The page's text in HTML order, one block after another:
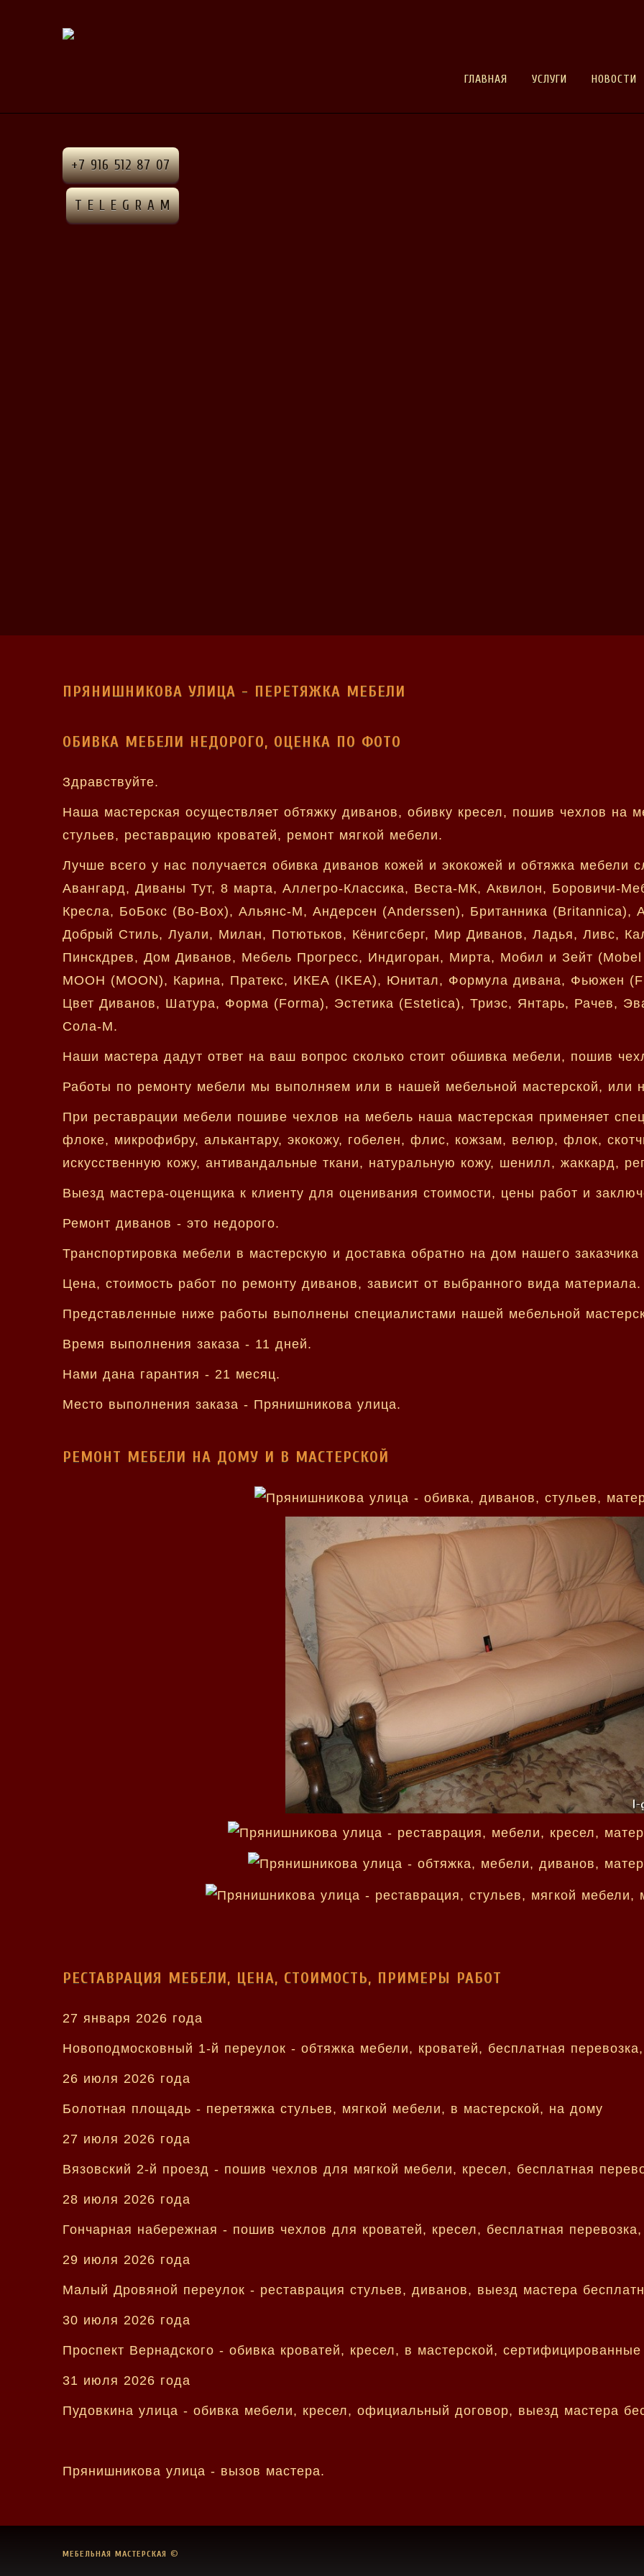
ГЛАВНАЯ УСЛУГИ НОВОСТИ
+7 916 512 87 07
T E L E G R A M
ПРЯНИШНИКОВА УЛИЦА - ПЕРЕТЯЖКА МЕБЕЛИ
ОБИВКА МЕБЕЛИ НЕДОРОГО, ОЦЕНКА ПО ФОТО
Здравствуйте.
Наша мастерская осуществляет обтяжку диванов, обивку кресел, пошив чехлов на
стульев, реставрацию кроватей, ремонт мягкой мебели.
Лучше всего у нас получается обивка диванов кожей и экокожей и обтяжка
Авангард, Диваны Тут, 8 марта, Аллегро-Классика, Веста-МК, Аквилон, Боровичи-
Кресла, БоБокс (Bo-Box), Альянс-М, Андерсен (Anderssen), Британника (Britannica),
Добрый Стиль, Луали, Милан, Потютьков, Кёнигсберг, Мир Диванов, Ладья, Ливс,
Пинскдрев, Дом Диванов, Мебель Прогресс, Индигоран, Мирта, Мобил и Зейт
МООН (MOON), Карина, Пратекс, ИКЕА (IKEA), Юнитал, Формула дивана, Фьюжен
Цвет Диванов, Шатура, Форма (Forma), Эстетика (Estetica), Триэс, Янтарь, Рачев,
Сола-М.
Наши мастера дадут ответ на ваш вопрос сколько стоит обшивка мебели, пошив
Работы по ремонту мебели мы выполняем или в нашей мебельной мастерской, или
При реставрации мебели пошиве чехлов на мебель наша мастерская применяет
флоке, микрофибру, алькантару, экокожу, гобелен, флис, кожзам, велюр, флок,
искусственную кожу, антивандальные ткани, натуральную кожу, шенилл, жаккард,
Выезд мастера-оценщика к клиенту для оценивания стоимости, цены работ и
Ремонт диванов - это недорого.
Транспортировка мебели в мастерскую и доставка обратно на дом нашего
Цена, стоимость работ по ремонту диванов, зависит от выбранного вида материала.
Представленные ниже работы выполнены специалистами нашей мебельной
Время выполнения заказа - 11 дней.
Нами дана гарантия - 21 месяц.
Место выполнения заказа - Прянишникова улица.
РЕМОНТ МЕБЕЛИ НА ДОМУ И В МАСТЕРСКОЙ
РЕСТАВРАЦИЯ МЕБЕЛИ, ЦЕНА, СТОИМОСТЬ, ПРИМЕРЫ РАБОТ
27 января 2026 года
Новоподмосковный 1-й переулок - обтяжка мебели, кроватей, бесплатная
26 июля 2026 года
Болотная площадь - перетяжка стульев, мягкой мебели, в мастерской, на дому
27 июля 2026 года
Вязовский 2-й проезд - пошив чехлов для мягкой мебели, кресел, бесплатная
28 июля 2026 года
Гончарная набережная - пошив чехлов для кроватей, кресел, бесплатная
29 июля 2026 года
Малый Дровяной переулок - реставрация стульев, диванов, выезд мастера
30 июля 2026 года
Проспект Вернадского - обивка кроватей, кресел, в мастерской, сертифицированные
31 июля 2026 года
Пудовкина улица - обивка мебели, кресел, официальный договор, выезд мастера
Прянишникова улица - вызов мастера.
МЕБЕЛЬНАЯ МАСТЕРСКАЯ ©